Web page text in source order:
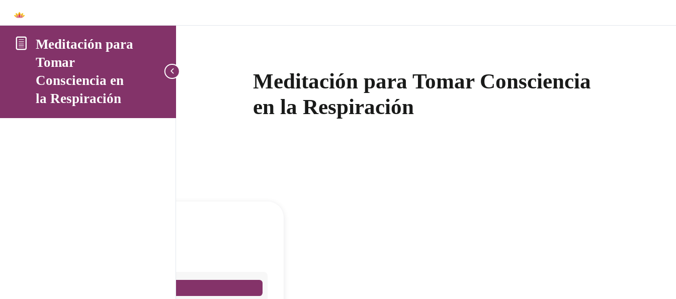
Meditación para
Tomar
Consciencia en
la Respiración
Meditación para Tomar Consciencia
en la Respiración